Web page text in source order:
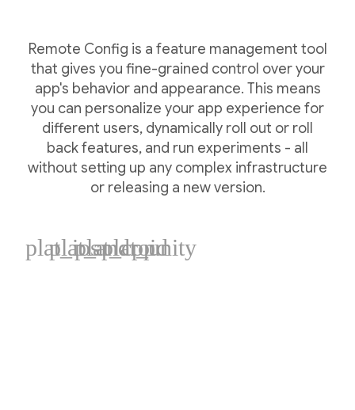
Remote Config is a feature management tool
that gives you fine-grained control over your
app's behavior and appearance. This means
you can personalize your app experience for
different users, dynamically roll out or roll
back features, and run experiments - all
without setting up any complex infrastructure
or releasing a new version.
plat_ios
plat_android
plat_cpp
plat_unity